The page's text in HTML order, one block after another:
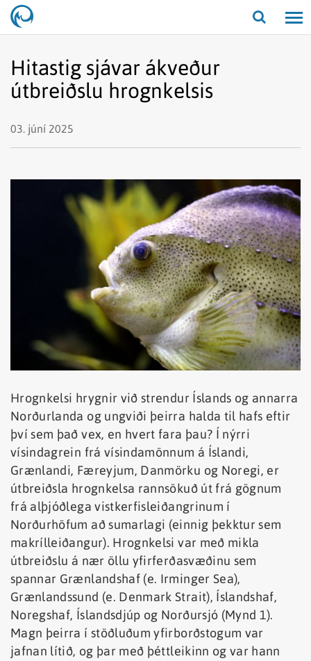
Opna/
Hitastig sjávar ákveður
útbreiðslu hrognkelsis
03. júní 2025
Hrognkelsi hrygnir við strendur Íslands og annarra
Norðurlanda og ungviði þeirra halda til hafs eftir
því sem það vex, en hvert fara þau? Í nýrri
vísindagrein frá vísindamönnum á Íslandi,
Grænlandi, Færeyjum, Danmörku og Noregi, er
útbreiðsla hrognkelsa rannsökuð út frá gögnum
frá alþjóðlega vistkerfisleiðangrinum í
Norðurhöfum að sumarlagi (einnig þekktur sem
makrílleiðangur). Hrognkelsi var með mikla
útbreiðslu á nær öllu yfirferðasvæðinu sem
spannar Grænlandshaf (e. Irminger Sea),
Grænlandssund (e. Denmark Strait), Íslandshaf,
Noregshaf, Íslandsdjúp og Norðursjó (Mynd 1).
Magn þeirra í stöðluðum yfirborðstogum var
jafnan lítið, og þar með þéttleikinn og var hann